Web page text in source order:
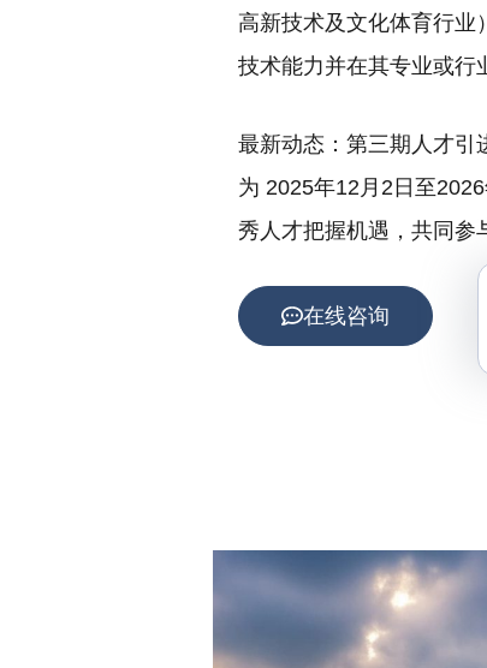
高新技术及文化体育行业
技术能力并在其专业或行
最新动态：第三期人才引
为 2025年12月2日至
秀人才把握机遇，共同参
在线咨询